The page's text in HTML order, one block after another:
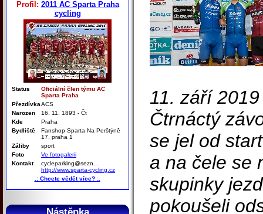
Profil: 2011 AC Sparta Praha
cycling
Status
Oficiální člen týmu AC
Sparta Praha
PřezdívkaACS
Narozen
16. 11. 1893 - Čt
Kde
Praha
Bydliště
Fanshop Sparta Na Perštýně
17, praha 1
Záliby
sport
Foto
Ve fotogalerii
Kontakt
cycleparking@sezn...
http://www.sparta-cycling.cz
.: Chcete vědět více? :.
11. září 2019
Čtrnáctý
se jel od
a na čele se
skupinky
pokoušeli